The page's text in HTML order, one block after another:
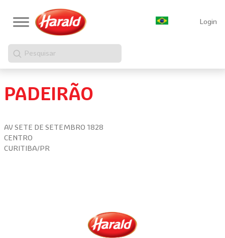
Login
Pesquisar
PADEIRÃO
AV SETE DE SETEMBRO 1828
CENTRO
CURITIBA/PR